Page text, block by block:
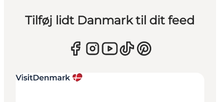
Tilføj lidt Danmark til dit feed